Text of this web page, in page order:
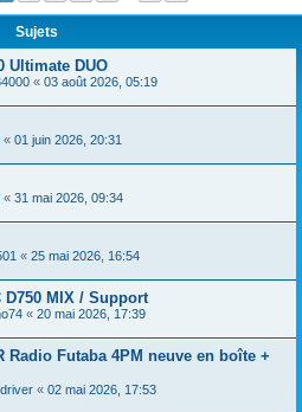
Sujets
Ultimate DUO
« 03 août 2026, 05:19
« 01 juin 2026, 20:31
« 31 mai 2026, 09:34
« 25 mai 2026, 16:54
D750 MIX / Support
« 20 mai 2026, 17:39
Radio Futaba 4PM neuve en boîte +
« 02 mai 2026, 17:53